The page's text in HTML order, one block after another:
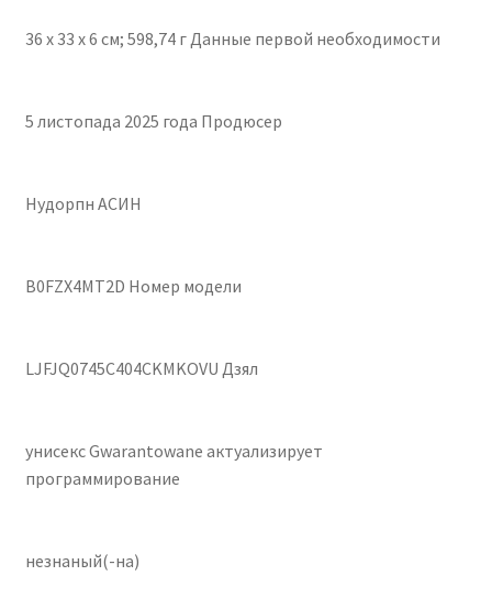
36 х 33 х 6 см; 598,74 г Данные первой необходимости
5 листопада 2025 года Продюсер
Нудорпн АСИН
B0FZX4MT2D Номер модели
LJFJQ0745C404CKMKOVU Дзял
унисекс Gwarantowane актуализирует
программирование
незнаный(-на)